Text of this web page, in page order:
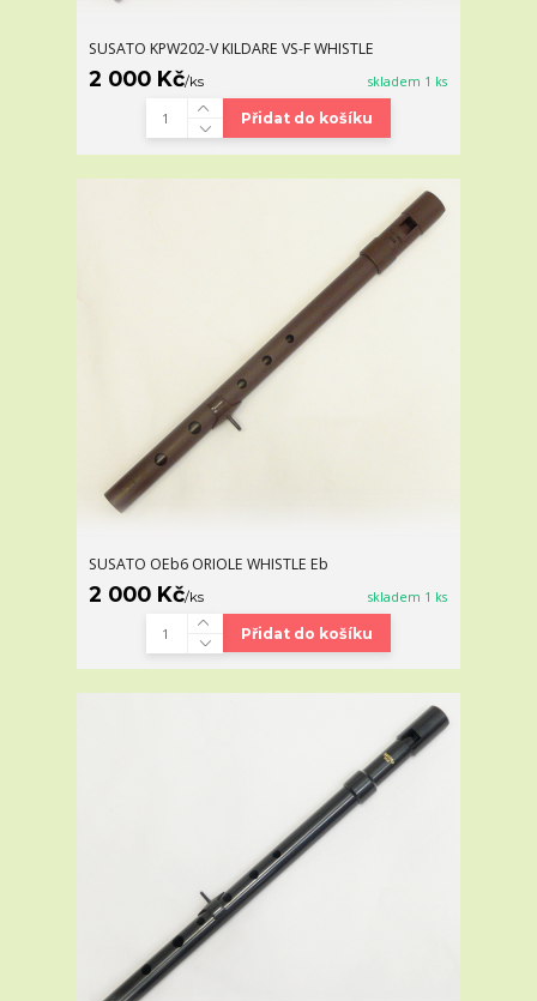
SUSATO KPW202-V KILDARE VS-F WHISTLE
2 000 Kč/ks skladem 1 ks
Přidat do košíku
SUSATO OEb6 ORIOLE WHISTLE Eb
2 000 Kč/ks skladem 1 ks
Přidat do košíku